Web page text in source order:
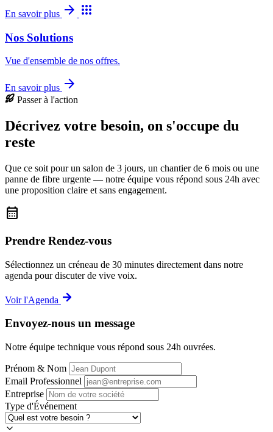
En savoir plus arrow_forward apps
Nos Solutions
Vue d'ensemble de nos offres.
En savoir plus arrow_forward
Passer à l'action
Décrivez votre besoin, on s'occupe du
reste
Que ce soit pour un salon de 3 jours, un chantier de 6 mois ou une
panne de fibre urgente — notre équipe vous répond sous 24h avec
une proposition claire et sans engagement.
calendar_month
Prendre Rendez-vous
Sélectionnez un créneau de 30 minutes directement dans notre
agenda pour discuter de vive voix.
Voir l'Agenda
Envoyez-nous un message
Notre équipe technique vous répond sous 24h ouvrées.
Prénom & Nom
Email Professionnel
Entreprise
Type d'Événement